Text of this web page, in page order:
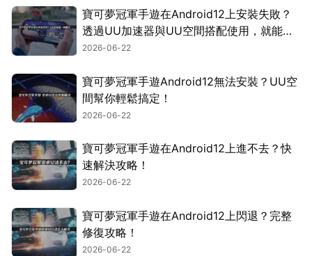
寶可夢冠軍手遊在Android12上安裝失敗？
透過UU加速器與UU空間搭配使用，就能輕
鬆搞定！
2026-06-22
寶可夢冠軍手遊Android12無法安裝？UU空
間幫你輕鬆搞定！
2026-06-22
寶可夢冠軍手遊在Android12上進不去？快
速解決攻略！
2026-06-22
寶可夢冠軍手遊在Android12上閃退？完整
修復攻略！
2026-06-22